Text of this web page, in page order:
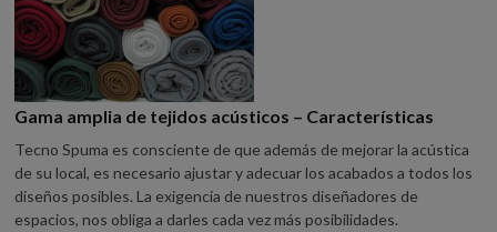
Gama amplia de tejidos acústicos – Características
Tecno Spuma es consciente de que además de mejorar la acústica
de su local, es necesario ajustar y adecuar los acabados a todos los
diseños posibles. La exigencia de nuestros diseñadores de
espacios, nos obliga a darles cada vez más posibilidades.